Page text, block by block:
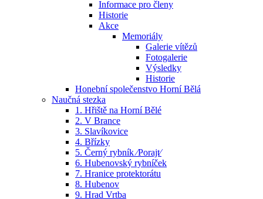
Informace pro členy
Historie
Akce
Memoriály
Galerie vítězů
Fotogalerie
Výsledky
Historie
Honební společenstvo Horní Bělá
Naučná stezka
1. Hřiště na Horní Bělé
2. V Brance
3. Slavíkovice
4. Břízky
5. Černý rybník ⁄Porajt⁄
6. Hubenovský rybníček
7. Hranice protektorátu
8. Hubenov
9. Hrad Vrtba